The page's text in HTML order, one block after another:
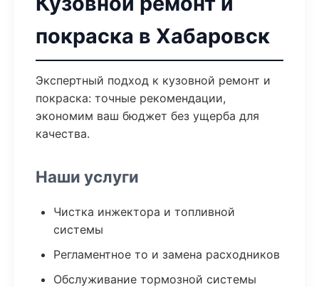
покраска в Хабаровск
Экспертный подход к кузовной ремонт и
покраска: точные рекомендации,
экономим ваш бюджет без ущерба для
качества.
Наши услуги
Чистка инжектора и топливной
системы
Регламентное то и замена расходников
Обслуживание тормозной системы